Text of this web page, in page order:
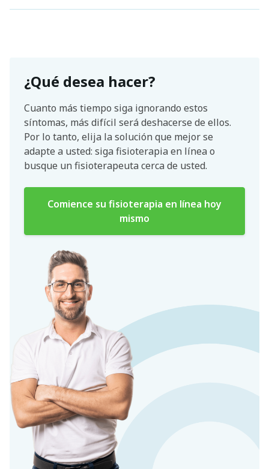
¿Qué desea hacer?
Cuanto más tiempo siga ignorando estos
síntomas, más difícil será deshacerse de ellos.
Por lo tanto, elija la solución que mejor se
adapte a usted: siga fisioterapia en línea o
busque un fisioterapeuta cerca de usted.
Comience su fisioterapia en línea hoy
mismo